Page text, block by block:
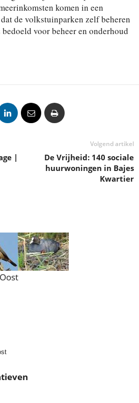
komen in een
de volkstuinparken zelf beheren
voor beheer en onderhoud
|
Volgend artikel
De Vrijheid: 140 sociale
huurwoningen in Bajes
Kwartier